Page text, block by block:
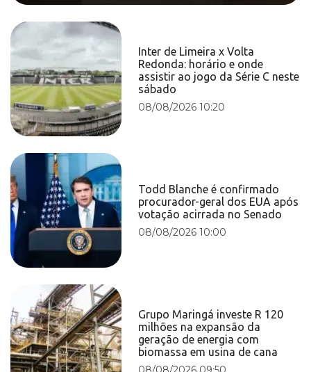
Inter de Limeira x Volta
Redonda: horário e onde
assistir ao jogo da Série C neste
sábado
08/08/2026 10:20
Todd Blanche é confirmado
procurador-geral dos EUA após
votação acirrada no Senado
08/08/2026 10:00
Grupo Maringá investe R 120
milhões na expansão da
geração de energia com
biomassa em usina de cana